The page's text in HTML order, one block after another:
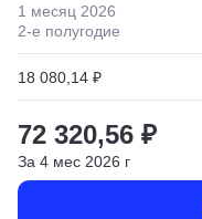
1 месяц 2026
2-е полугодие
18 080,14 ₽
72 320,56 ₽
За 4 мес 2026 г